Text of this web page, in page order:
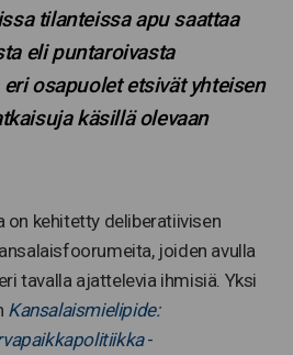
tilanteissa apu saattaa
eli puntaroivasta
osapuolet etsivät yhteisen
käsillä olevaan
on kehitetty deliberatiivisen
joiden avulla
tavalla ajattelevia ihmisiä. Yksi
Kansalaismielipide:
-